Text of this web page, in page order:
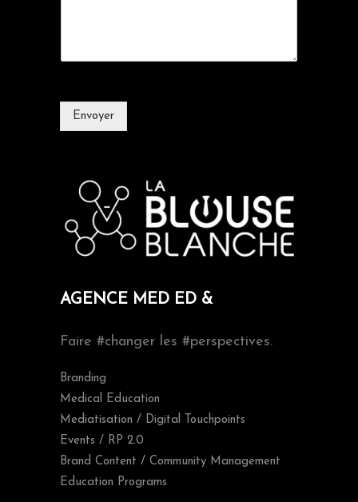
Envoyer
AGENCE MED ED &
Faire #changer les #perspectives.
Branding
Medical Education
Mediatisation / Digital Touchpoints
Events / RP 2.0
Brand Content / Community Management
Education Programs